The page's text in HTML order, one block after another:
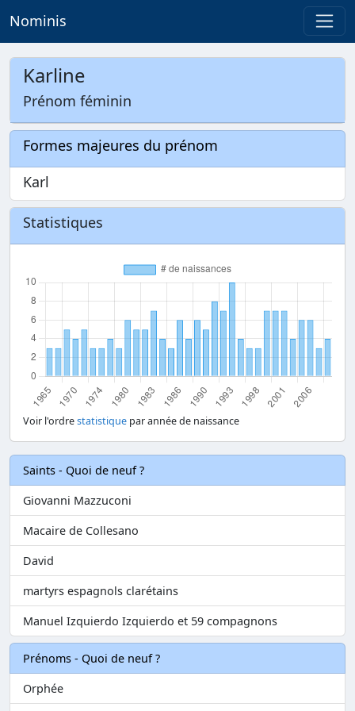
Nominis
Karline
Prénom féminin
Formes majeures du prénom
Karl
Statistiques
Voir l'ordrestatistique par année de naissance
Saints - Quoi de neuf ?
Giovanni Mazzuconi
Macaire de Collesano
David
martyrs espagnols clarétains
Manuel Izquierdo Izquierdo et 59 compagnons
Prénoms - Quoi de neuf ?
Orphée